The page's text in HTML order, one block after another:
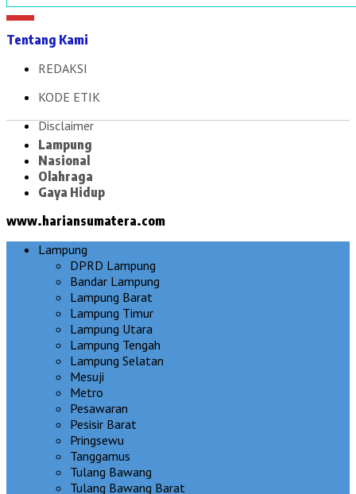
Tentang Kami
REDAKSI
KODE ETIK
Disclaimer
Lampung
Nasional
Olahraga
Gaya Hidup
www.hariansumatera.com
Lampung
DPRD Lampung
Bandar Lampung
Lampung Barat
Lampung Timur
Lampung Utara
Lampung Tengah
Lampung Selatan
Mesuji
Metro
Pesawaran
Pesisir Barat
Pringsewu
Tanggamus
Tulang Bawang
Tulang Bawang Barat